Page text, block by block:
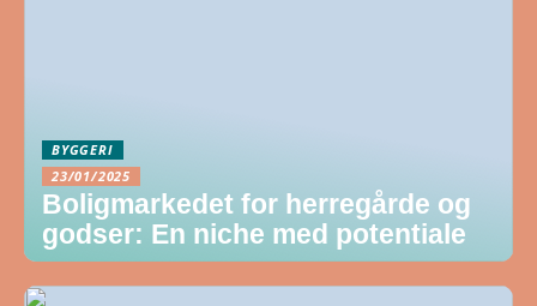
BYGGERI
23/01/2025
Boligmarkedet for herregårde og
godser: En niche med potentiale